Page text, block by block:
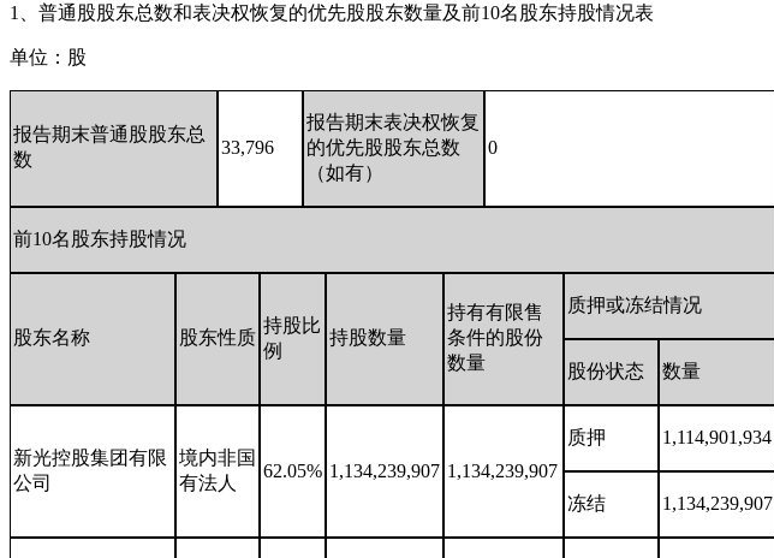
1、普通股股东总数和表决权恢复的优先股股东数量及前10名股东持股情况表
单位：股
报告期末普通股股东总
数
33,796
报告期末表决权恢复
的优先股股东总数
（如有）
0
前10名股东持股情况
股东名称 股东性质
持股比
例
持股数量
持有有限售
条件的股份
数量
质押或冻结情况
股份状态 数量
新光控股集团有限
公司
境内非国
有法人
62.05% 1,134,239,907 1,134,239,907
质押 1,114,901,934
冻结 1,134,239,907